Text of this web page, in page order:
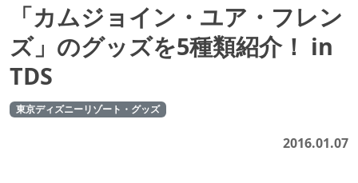
「カムジョイン・ユア・フレン
ズ」のグッズを5種類紹介！ in
TDS
東京ディズニーリゾート・グッズ
2016.01.07